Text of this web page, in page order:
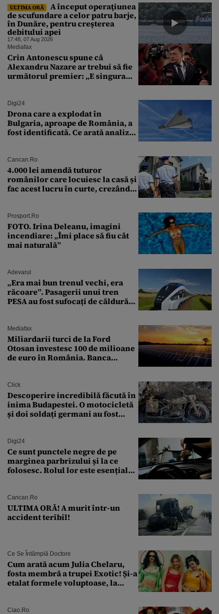
ULTIMA ORĂ
A început operaţiunea
de scufundare a celor patru barje,
în Dunăre, pentru creşterea
debitului apei
17:48, 07 Aug 2026
Mediafax
Crin Antonescu spune că
Alexandru Nazare ar trebui să fie
următorul premier: „E singura
Digi24
Drona care a explodat în
Bulgaria, aproape de România, a
fost identificată. Ce arată analiza
Cancan.ro
4.000 lei amendă tuturor
românilor care locuiesc la casă și
fac acest lucru în curte, crezând
Prosport.ro
FOTO. Irina Deleanu, imagini
incendiare: „Îmi place să fiu cât
mai naturală”
Adevarul
„Era mai bun trenul vechi, era
răcoare”. Pasagerii unui tren
PESA au fost sufocați de căldură
Mediafax
Miliardarii turci de la Ford
Otosan investesc 100 de milioane
de euro în România. Banca
Click
Descoperire incredibilă făcută în
inima Budapestei. O motocicletă
și doi soldați germani au fost
Digi24
Ce sunt punctele negre de pe
marginea parbrizului și la ce
folosesc. Rolul lor este esențial
Cancan.ro
ULTIMA ORĂ! A murit într-un
accident teribil!
Ce Se Întâmplă Doctore
Cum arată acum Julia Chelaru,
fosta membră a trupei Exotic! Și-a
etalat formele voluptoase, la
Ciao.ro